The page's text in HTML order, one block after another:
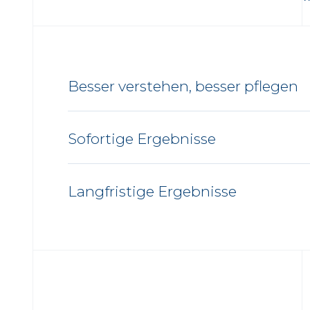
Besser verstehen, besser pflegen
Sofortige Ergebnisse
Langfristige Ergebnisse